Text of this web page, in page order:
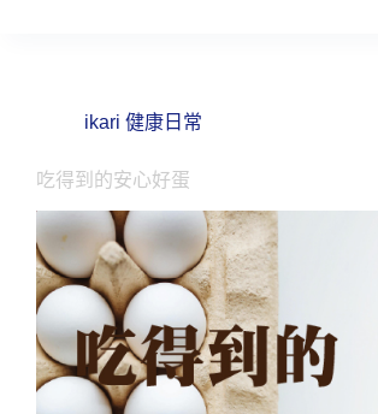
ikari 健康日常
吃得到的安心好蛋